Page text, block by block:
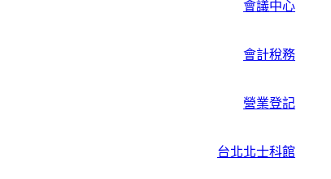
會議中心
會計稅務
營業登記
台北北士科館